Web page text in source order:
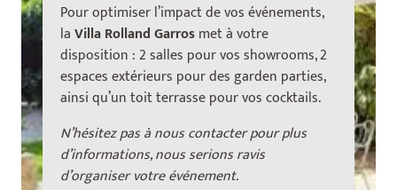
Pour optimiser l’impact de vos événements,
laVilla Rolland Garrosmet à votre
disposition : 2 salles pour vos showrooms, 2
espaces extérieurs pour des garden parties,
ainsi qu’un toit terrasse pour vos cocktails.
N’hésitez pas à nous contacter pour plus
d’informations, nous serions ravis
d’organiser votre événement.